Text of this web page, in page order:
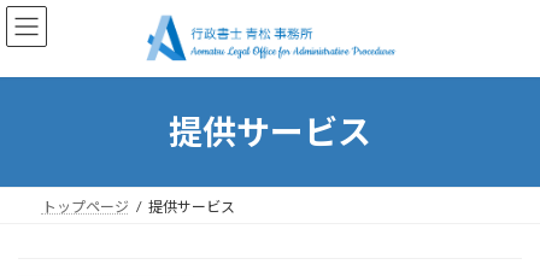
コ
ン
ン
ナ
ビ
ー
提供サービス
トップページ 提供サービス